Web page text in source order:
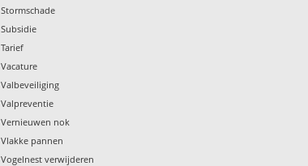
Stormschade
Subsidie
Tarief
Vacature
Valbeveiliging
Valpreventie
Vernieuwen nok
Vlakke pannen
Vogelnest verwijderen